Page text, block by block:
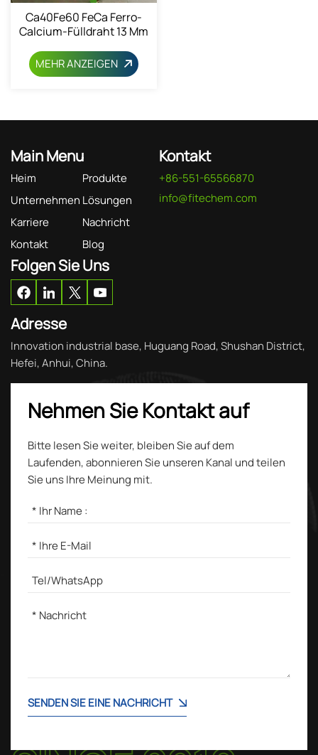
Ca40Fe60 FeCa Ferro-
Calcium-Fülldraht 13 Mm
MEHR ANZEIGEN
Main Menu
Heim
Produkte
Unternehmen Lösungen
Karriere
Nachricht
Kontakt
Blog
Kontakt
+86-551-65566870
info@fitechem.com
Folgen Sie Uns
Adresse
Innovation industrial base, Huguang Road, Shushan District,
Hefei, Anhui, China.
Nehmen Sie Kontakt auf
Bitte lesen Sie weiter, bleiben Sie auf dem
Laufenden, abonnieren Sie unseren Kanal und teilen
Sie uns Ihre Meinung mit.
SENDEN SIE EINE NACHRICHT